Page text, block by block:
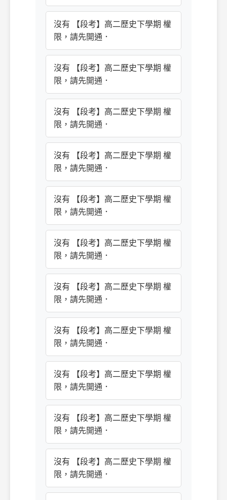
沒有 【段考】高二歷史下學期 權
限，請先開通．
沒有 【段考】高二歷史下學期 權
限，請先開通．
沒有 【段考】高二歷史下學期 權
限，請先開通．
沒有 【段考】高二歷史下學期 權
限，請先開通．
沒有 【段考】高二歷史下學期 權
限，請先開通．
沒有 【段考】高二歷史下學期 權
限，請先開通．
沒有 【段考】高二歷史下學期 權
限，請先開通．
沒有 【段考】高二歷史下學期 權
限，請先開通．
沒有 【段考】高二歷史下學期 權
限，請先開通．
沒有 【段考】高二歷史下學期 權
限，請先開通．
沒有 【段考】高二歷史下學期 權
限，請先開通．